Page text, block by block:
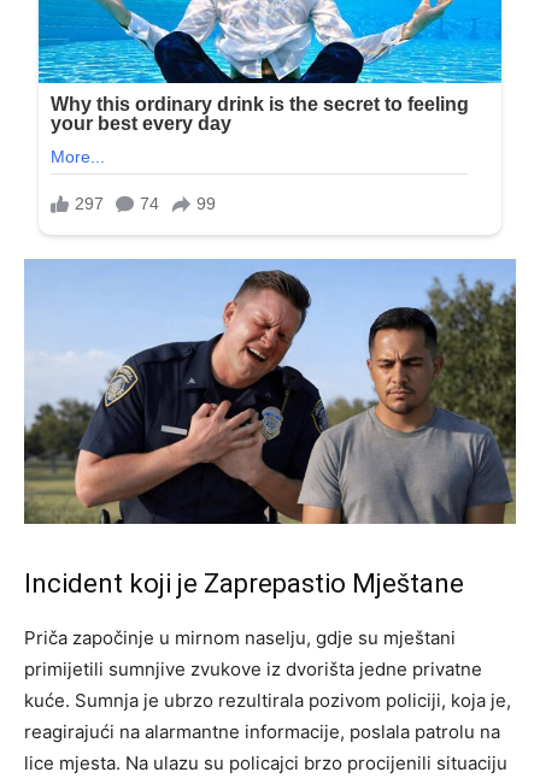
Incident koji je Zaprepastio Mještane
Priča započinje u mirnom naselju, gdje su mještani
primijetili sumnjive zvukove iz dvorišta jedne privatne
kuće. Sumnja je ubrzo rezultirala pozivom policiji, koja je,
reagirajući na alarmantne informacije, poslala patrolu na
lice mjesta. Na ulazu su policajci brzo procijenili situaciju